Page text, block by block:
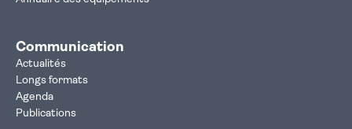
Communication
Actualités
Longs formats
Agenda
Publications